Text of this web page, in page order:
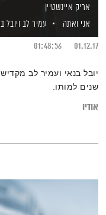
אריק איינשטיין
אני ואתה
עמיר לב ויובל
01.12.17
01:48:56
שנים למותו.
אודיו